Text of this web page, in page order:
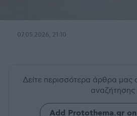
07.05.2026, 21:10
Δείτε περισσότερα άρθρα μας
αναζήτησης
Add Protothema.gr